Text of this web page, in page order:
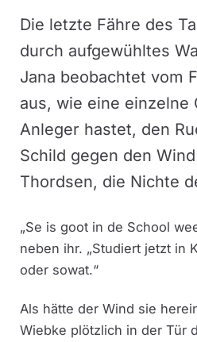
Die letzte Fähre des
durch aufgewühltes
Jana beobachtet vom
aus, wie eine einzelne
Anleger hastet, den
Schild gegen den
Thordsen, die Nichte
„Se is goot in de School
neben ihr. „Studiert jetzt in
oder sowat.“
Als hätte der Wind sie
Wiebke plötzlich in der Tür